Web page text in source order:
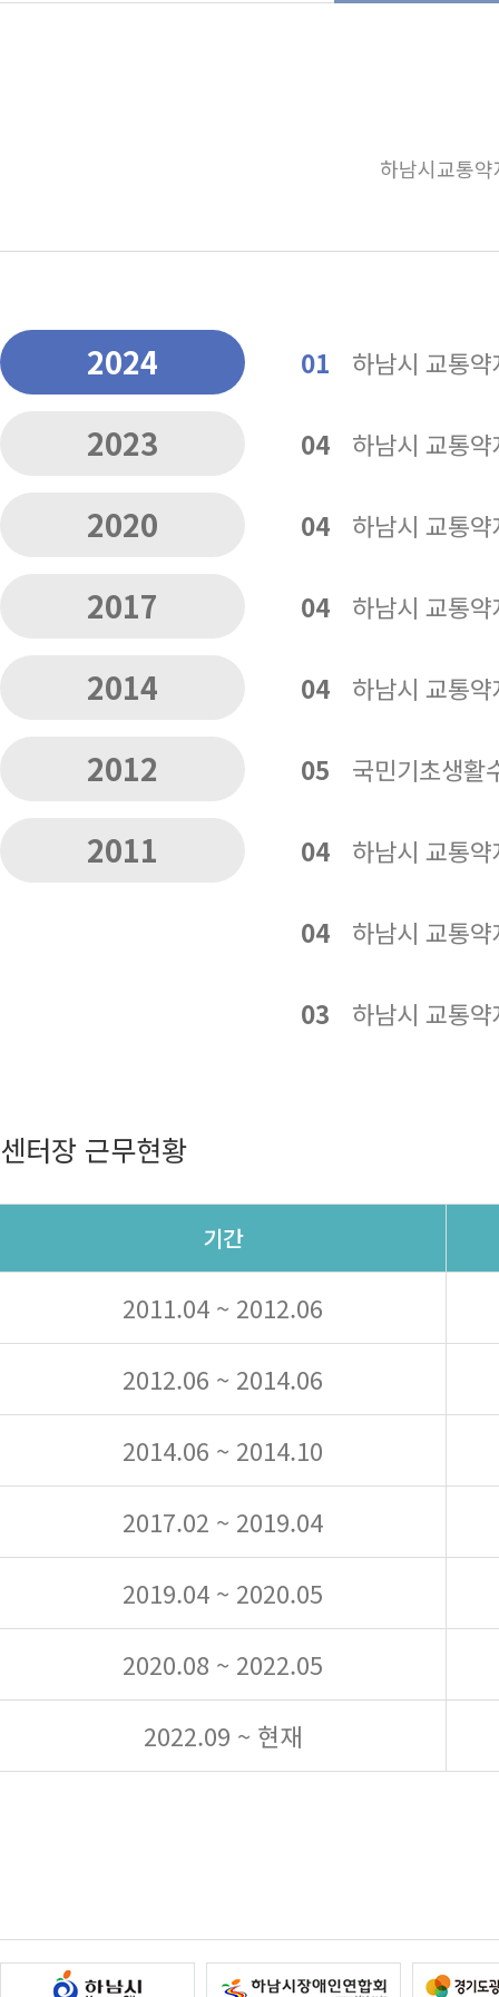
하남시교통
2024
2023
2020
2017
2014
2012
2011
01 하남시 교통
04 하남시 교통
04 하남시 교통
04 하남시 교통
04 하남시 교통
05 국민기초생활
04 하남시 교통
04 하남시 교통
03 하남시 교통
센터장 근무현황
기간
2011.04 ~ 2012.06
2012.06 ~ 2014.06
2014.06 ~ 2014.10
2017.02 ~ 2019.04
2019.04 ~ 2020.05
2020.08 ~ 2022.05
2022.09 ~ 현재